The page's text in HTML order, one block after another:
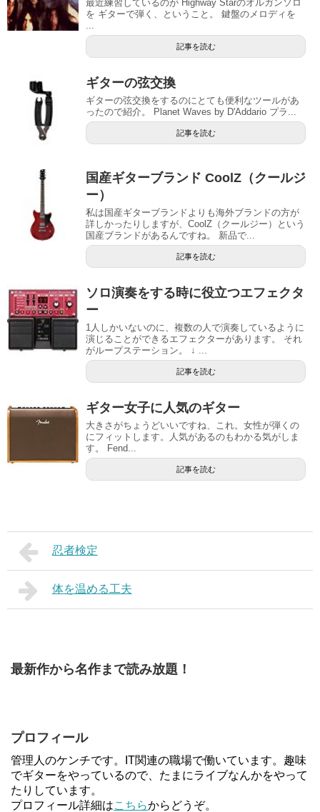
最近練習しているのが Highway Starのオルガンソロ
を ギターで弾く、ということ。 鍵盤のメロディを
記事を読む
ギターの弦交換
ギターの弦交換をするのにとても便利なツールがあ
ったので紹介。 Planet Waves by D'Addario プラ...
記事を読む
国産ギターブランド CoolZ（クールジ
ー）
私は国産ギターブランドよりも海外ブランドの方が
詳しかったりしますが、CoolZ（クールジー）という
国産ブランドがあるんですね。 新品で...
記事を読む
ソロ演奏をする時に役立つエフェクタ
ー
1人しかいないのに、複数の人で演奏しているように
演じることができるエフェクターがあります。 それ
がループステーション。 ↓ ...
記事を読む
ギター女子に人気のギター
大きさがちょうどいいですね、これ。女性が弾くの
にフィットします。人気があるのもわかる気がしま
す。 Fend...
記事を読む
忍者検定
体を温める工夫
最新作から名作まで読み放題！
プロフィール
管理人のケンチです。IT関連の職場で働いています。趣味
でギターをやっているので、たまにライブなんかをやって
たりしています。
プロフィール詳細はこちらからどうぞ。